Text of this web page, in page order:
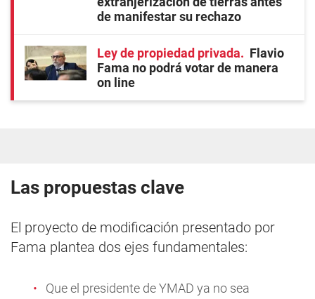
de manifestar su rechazo
Ley de propiedad privada
Flavio
Fama no podrá votar de manera
on line
Las propuestas clave
El proyecto de modificación presentado por
Fama plantea dos ejes fundamentales:
Que el presidente de YMAD ya no sea